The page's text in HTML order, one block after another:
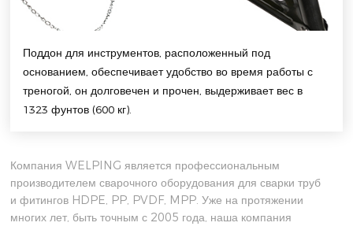
Поддон для инструментов, расположенный под
основанием, обеспечивает удобство во время работы с
треногой, он долговечен и прочен, выдерживает вес в
1323 фунтов (600 кг).
Компания WELPING является профессиональным
производителем сварочного оборудования для сварки труб
и фитингов HDPE, PP, PVDF, MPP. Уже на протяжении
многих лет, быть точным с 2005 года, наша компания